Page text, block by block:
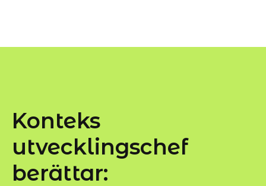
Konteks
utvecklingschef
berättar: